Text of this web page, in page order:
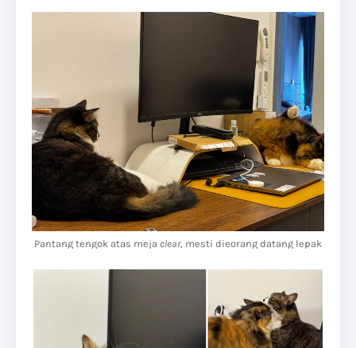
Pantang tengok atas meja clear, mesti dieorang datang lepak